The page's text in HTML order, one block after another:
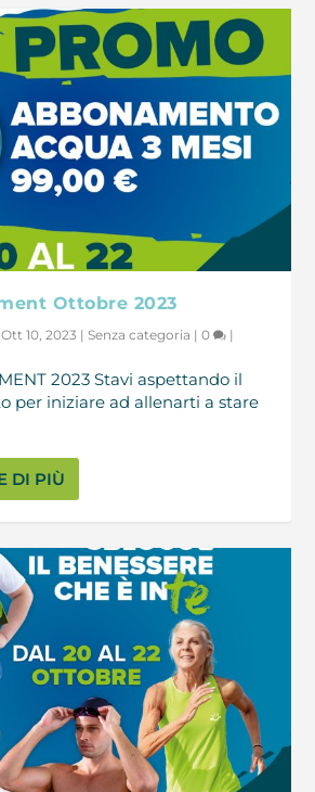
Ottobre 2023
Ott 10, 2023 |Senza categoria |0 |
2023 Stavi aspettando il
per iniziare ad allenarti a stare
DI PIÙ